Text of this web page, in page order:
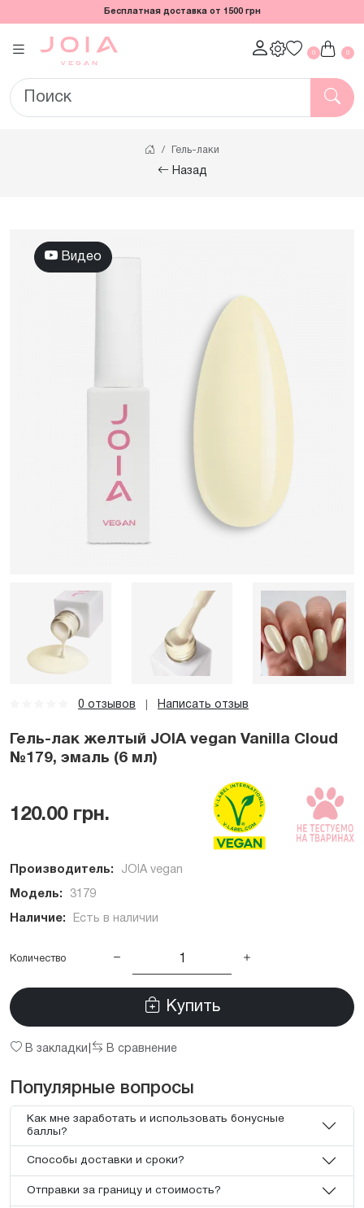
Бесплатная доставка от 1500 грн
0 0
Гель-лаки
Назад
Видео
0 отзывов Написать отзыв
Гель-лак желтый JOIA vegan Vanilla Cloud
№179, эмаль (6 мл)
120.00 грн.
Производитель: JOIA vegan
Модель: 3179
Наличие: Есть в наличии
Количество
Купить
В закладки В сравнение
Популярные вопросы
Как мне заработать и использовать бонусные
баллы?
Способы доставки и сроки?
Отправки за границу и стоимость?